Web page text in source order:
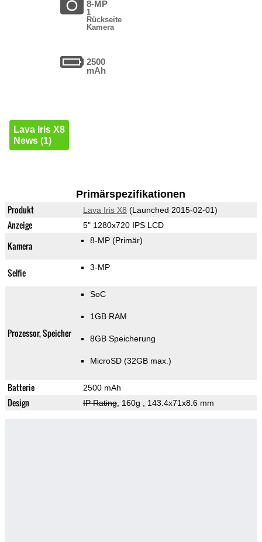
8-MP
1
Rückseite
Kamera
2500
mAh
Lava Iris X8
News (1)
Primärspezifikationen
Produkt Lava Iris X8 (Launched 2015-02-01)
Anzeige 5" 1280x720 IPS LCD
Kamera 8-MP (Primär)
Selfie 3-MP
Prozessor, Speicher
SoC
1GB RAM
8GB Speicherung
MicroSD (32GB max.)
Batterie 2500 mAh
Design IP Rating, 160g , 143.4x71x8.6 mm